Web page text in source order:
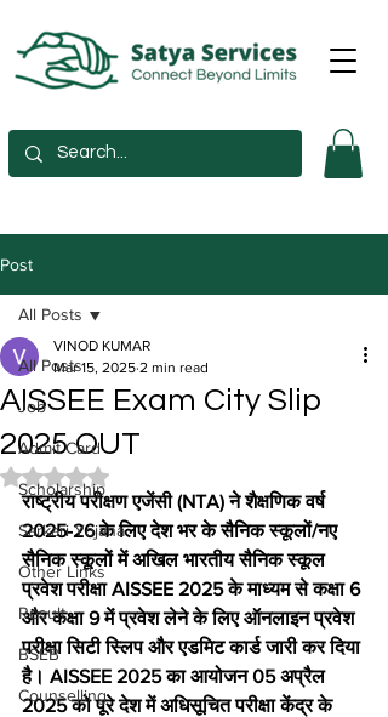
Post
All Posts
Job
Admit Card
Scholarship
Sarkari Yojana
Other Links
Result
BSEB
Counselling
All Posts
AISSEE Exam City Slip
2025 OUT
VINOD KUMAR
Mar 15, 2025 2 min read
Rated NaN out of 5 stars.
राष्ट्रीय परीक्षण एजेंसी (NTA) ने शैक्षणिक वर्ष
2025-26 के लिए देश भर के सैनिक स्कूलों/नए
सैनिक स्कूलों में अखिल भारतीय सैनिक स्कूल
प्रवेश परीक्षा AISSEE 2025 के माध्यम से कक्षा 6
और कक्षा 9 में प्रवेश लेने के लिए ऑनलाइन प्रवेश
परीक्षा सिटी स्लिप और एडमिट कार्ड जारी कर दिया
है। AISSEE 2025 का आयोजन 05 अप्रैल
2025 को पूरे देश में अधिसूचित परीक्षा केंद्र के